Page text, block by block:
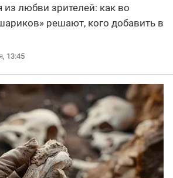
любви зрителей: как во
решают, кого добавить в
13:45